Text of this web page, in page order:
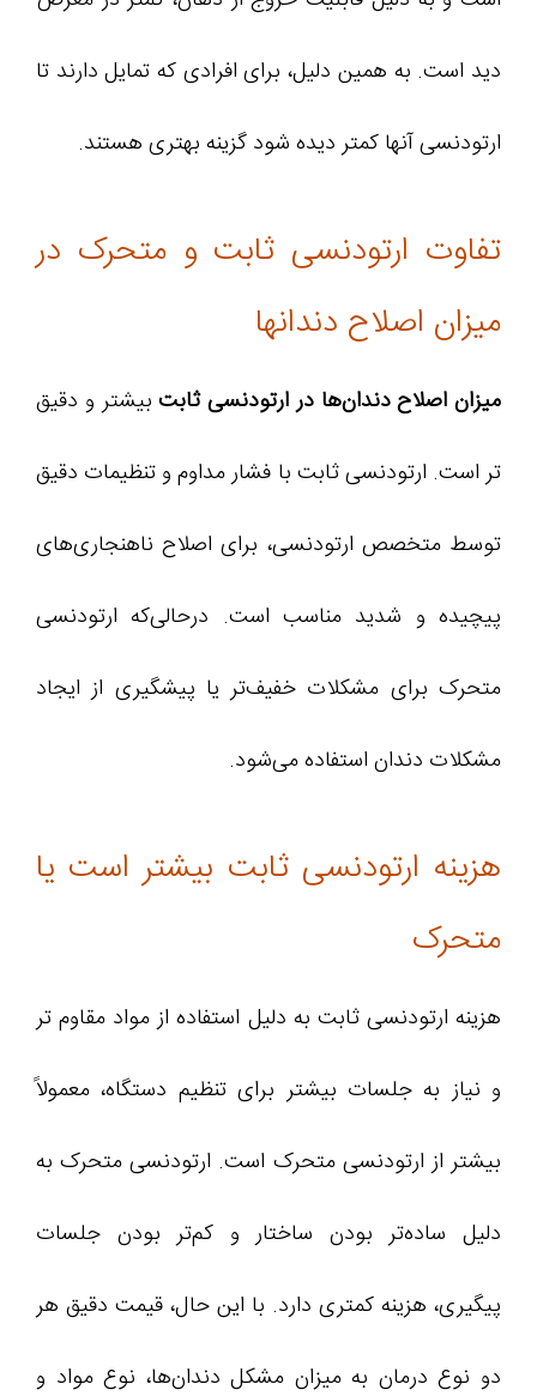
دید است. به همین دلیل، برای افرادی که تمایل دارند تا
ارتودنسی آنها کمتر دیده شود گزینه‌ بهتری هستند.
تفاوت ارتودنسی ثابت و متحرک در
میزان اصلاح دندانها
میزان اصلاح دندان‌ها در ارتودنسی ثابتبیشتر و دقیق‌
تر است. ارتودنسی ثابت با فشار مداوم و تنظیمات دقیق
توسط متخصص ارتودنسی، برای اصلاح ناهنجاری‌های
پیچیده و شدید مناسب است. درحالی‌که ارتودنسی
متحرک برای مشکلات خفیف‌تر یا پیشگیری از ایجاد
مشکلات دندان استفاده می‌شود.
هزینه ارتودنسی ثابت بیشتر است یا
متحرک
هزینه ارتودنسی ثابت به دلیل استفاده از مواد مقاوم‌ تر
و نیاز به جلسات بیشتر برای تنظیم دستگاه، معمولاً
بیشتر از ارتودنسی متحرک است. ارتودنسی متحرک به
دلیل ساده‌تر بودن ساختار و کم‌تر بودن جلسات
پیگیری، هزینه کمتری دارد. با این حال، قیمت دقیق هر
دو نوع درمان به میزان مشکل دندان‌ها، نوع مواد و